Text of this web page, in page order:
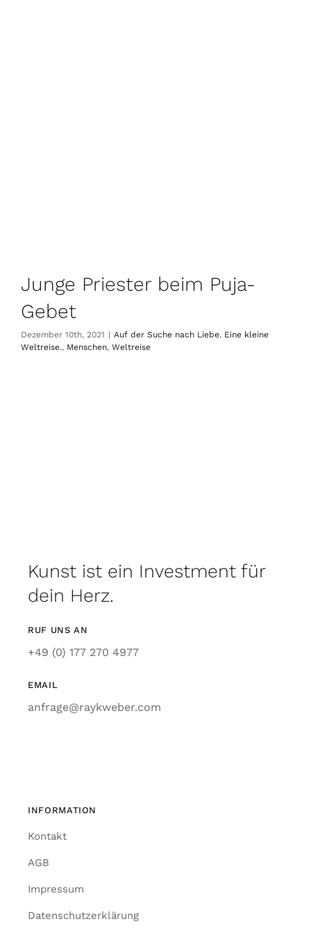
Junge Priester beim Puja-
Gebet
Dezember 10th, 2021 | Auf der Suche nach Liebe. Eine kleine
Weltreise., Menschen, Weltreise
Kunst ist ein Investment für
dein Herz.
RUF UNS AN
+49 (0) 177 270 4977
EMAIL
anfrage@raykweber.com
INFORMATION
Kontakt
AGB
Impressum
Datenschutzerklärung